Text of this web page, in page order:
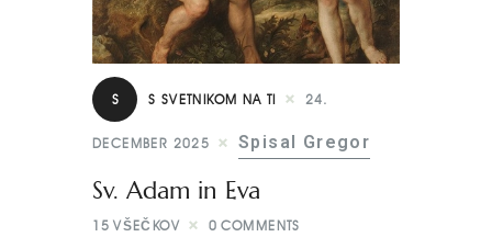
S S SVETNIKOM NA TI 24.
DECEMBER 2025 Spisal Gregor
Sv. Adam in Eva
15 VŠEČKOV 0 COMMENTS